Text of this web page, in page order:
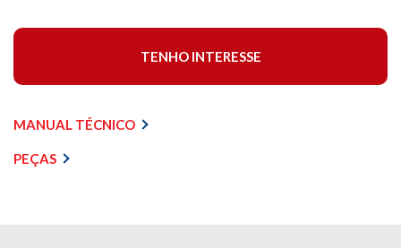
TENHO INTERESSE
MANUAL TÉCNICO
PEÇAS